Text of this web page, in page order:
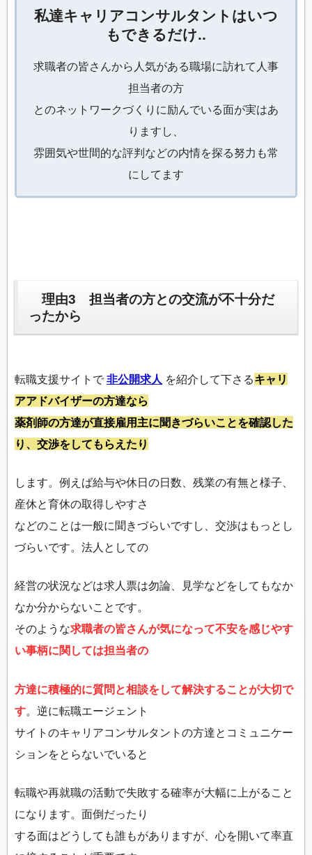
私達キャリアコンサルタントはいつ
もできるだけ..
求職者の皆さんから人気がある職場に訪れて人事
担当者の方
とのネットワークづくりに励んでいる面が実はあ
りますし、
雰囲気や世間的な評判などの内情を探る努力も常
にしてます
理由3 担当者の方との交流が不十分だ
ったから
転職支援サイトで 非公開求人 を紹介して下さるキャリ
アアドバイザーの方達なら
薬剤師の方達が直接雇用主に聞きづらいことを確認した
り、交渉をしてもらえたり
します。例えば給与や休日の日数、残業の有無と様子、
産休と育休の取得しやすさ
などのことは一般に聞きづらいですし、交渉はもっとし
づらいです。法人としての
経営の状況などは求人票は勿論、見学などをしてもなか
なか分からないことです。
そのような求職者の皆さんが気になって不安を感じやす
い事柄に関しては担当者の
方達に積極的に質問と相談をして解決することが大切で
す。逆に転職エージェント
サイトのキャリアコンサルタントの方達とコミュニケー
ションをとらないでいると
転職や再就職の活動で失敗する確率が大幅に上がること
になります。面倒だったり
する面はどうしても誰もがありますが、心を開いて率直